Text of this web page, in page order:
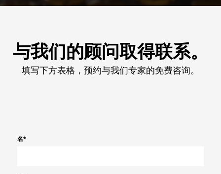
与我们的顾问取得联系。
填写下方表格，预约与我们专家的免费咨询。
名*